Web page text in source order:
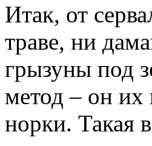
Итак, от
траве, ни
грызуны под
метод – он их
норки. Такая